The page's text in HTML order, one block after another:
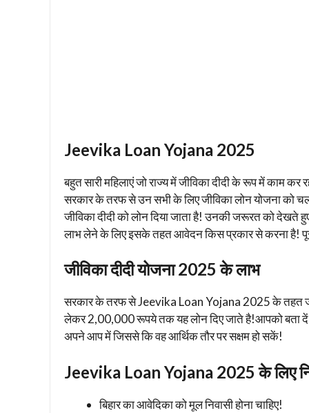
Jeevika Loan Yojana 2025
बहुत सारी महिलाएं जो राज्य में जीविका दीदी के रूप में
सरकार के तरफ से उन सभी के लिए जीविका लोन योजना को
जीविका दीदी को लोन दिया जाता है! उनकी जरूरत को देखते
लाभ लेने के लिए इसके तहत आवेदन किस प्रकार से करना है! पूरी
जीविका दीदी योजना 2025 के लाभ
सरकार के तरफ से Jeevika Loan Yojana 2025 के तहत
लेकर 2,00,000 रूपये तक यह लोन दिए जाते है!आपको बता दें!
अपने आप में जिससे कि वह आर्थिक तौर पर सक्षम हो सकें!
Jeevika Loan Yojana 2025 के लिए
बिहार का आवेदिका को मूल निवासी होना चाहिए!